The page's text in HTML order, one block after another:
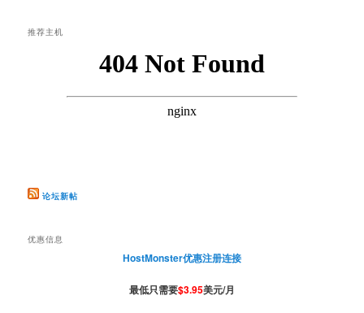
推荐主机
论坛新帖
优惠信息
HostMonster优惠注册连接
最低只需要$3.95美元/月